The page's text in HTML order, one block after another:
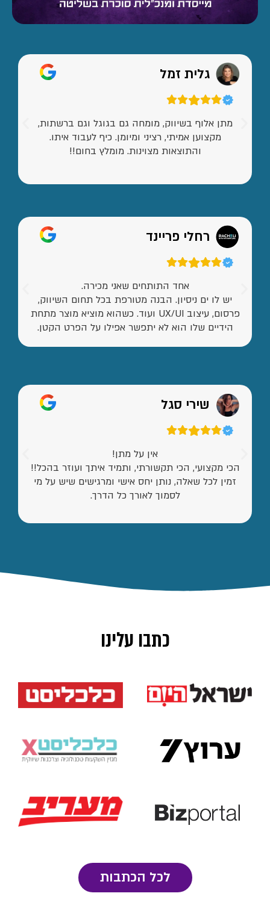
גלית זמל
מתן אלוף בשיווק, מומחה גם בגוגל וגם ברשתות,
מקצוען אמיתי, רציני ומיומן. כיף לעבוד איתו.
והתוצאות מצוינות. מומלץ בחום!!
רחלי פריינד
אחד התותחים שאני מכירה.
יש לו ים ניסיון. הבנה מטורפת בכל תחום השיווק,
פרסום, עיצוב UX/UI ועוד. כשהוא מוציא מוצר מתחת
הידיים שלו הוא לא יתפשר אפילו על הפרט הקטן.
שירי סגל
אין על מתן!
הכי מקצועי, הכי תקשורתי, ותמיד איתך ועוזר בהכל!!
זמין לכל שאלה, נותן יחס אישי ומרגישים שיש על מי
לסמוך לאורך כל הדרך.
כתבו עלינו
לכל הכתבות